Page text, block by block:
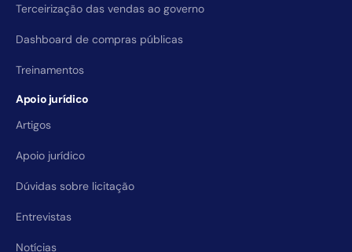
Terceirização das vendas ao governo
Dashboard de compras públicas
Treinamentos
Apoio jurídico
Artigos
Apoio jurídico
Dúvidas sobre licitação
Entrevistas
Notícias